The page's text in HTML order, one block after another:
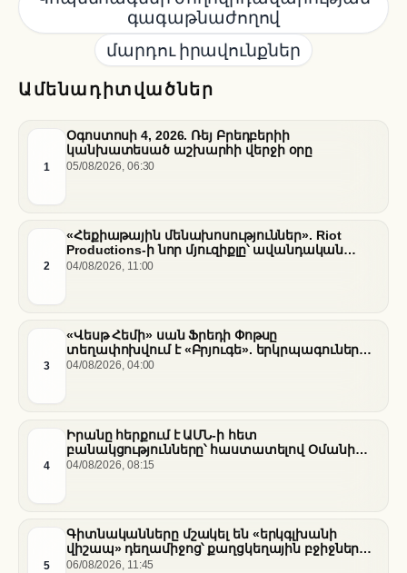
Ամենադիտվածներ
1
Օգոստոսի 4, 2026. Ռեյ Բրեդբերիի
կանխատեսած աշխարհի վերջի օրը
05/08/2026, 06:30
2
«Հեքիաթային մենախոսություններ». Riot
Productions-ի նոր մյուզիքլը՝ ավանդական
պատմությունների նոր վերաիմաստավորում
04/08/2026, 11:00
3
«Վեսթ Հեմի» սան Ֆրեդի Փոթսը
տեղափոխվում է «Բրյուգե». երկրպագուների
դժգոհությունը և ակումբի ռազմավարությունը
04/08/2026, 04:00
4
Իրանը հերքում է ԱՄՆ-ի հետ
բանակցությունները՝ հաստատելով Օմանի
միջնորդությամբ քննարկումները Հորմուզի
04/08/2026, 08:15
5
Գիտնականները մշակել են «երկգլխանի
վիշապ» դեղամիջոց՝ քաղցկեղային բջիջները
սովամահ անելու համար
06/08/2026, 11:45
գագաթնաժողով
մարդու իրավունքներ